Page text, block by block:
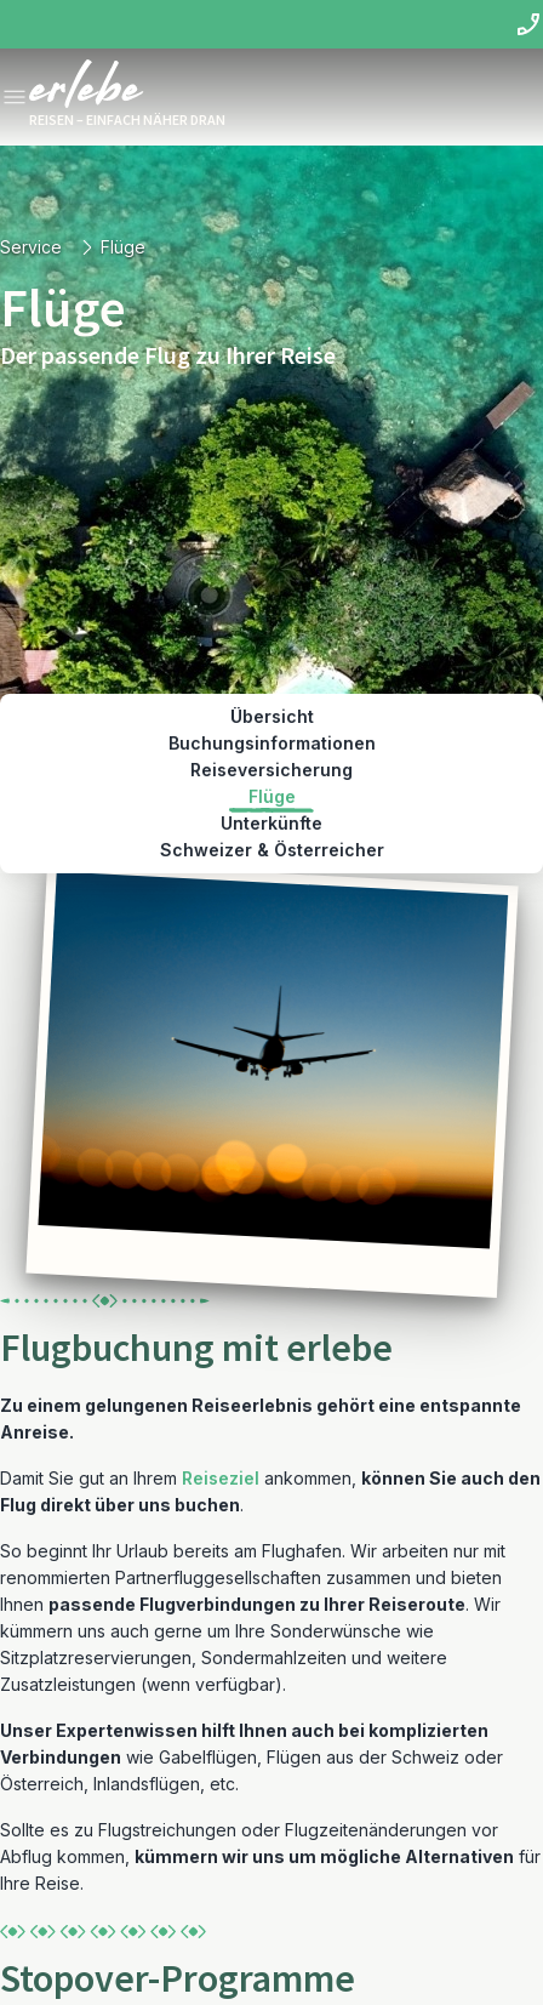
REISEN – EINFACH NÄHER DRAN
Service Flüge
Flüge
Der passende Flug zu Ihrer Reise
Übersicht
Buchungsinformationen
Reiseversicherung
Flüge
Unterkünfte
Schweizer & Österreicher
Flugbuchung mit erlebe
Zu einem gelungenen Reiseerlebnis gehört eine entspannte
Anreise.
Damit Sie gut an Ihrem Reiseziel ankommen, können Sie auch den
Flug direkt über uns buchen.
So beginnt Ihr Urlaub bereits am Flughafen. Wir arbeiten nur mit
renommierten Partnerfluggesellschaften zusammen und bieten
Ihnen passende Flugverbindungen zu Ihrer Reiseroute. Wir
kümmern uns auch gerne um Ihre Sonderwünsche wie
Sitzplatzreservierungen, Sondermahlzeiten und weitere
Zusatzleistungen (wenn verfügbar).
Unser Expertenwissen hilft Ihnen auch bei komplizierten
Verbindungen wie Gabelflügen, Flügen aus der Schweiz oder
Österreich, Inlandsflügen, etc.
Sollte es zu Flugstreichungen oder Flugzeitenänderungen vor
Abflug kommen, kümmern wir uns um mögliche Alternativen für
Ihre Reise.
Stopover-Programme